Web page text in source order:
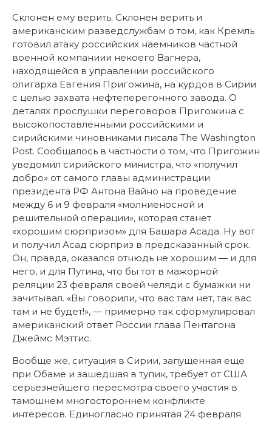
Склонен ему верить. Склонен верить и
американским разведслужбам о том, как Кремль
готовил атаку российских наемников частной
военной компаниии некоего Вагнера,
находящейся в управлении российского
олигарха Евгения Пригожина, на курдов в Сирии
с целью захвата нефтеперегонного завода. О
деталях прослушки переговоров Пригожина с
высокопоставленными российскими и
сирийскими чиновниками писала The Washington
Post. Сообщалось в частности о том, что Пригожин
уведомил сирийского министра, что «получил
добро» от самого главы администрации
президента РФ Антона Вайно на проведение
между 6 и 9 февраля «молниеносной и
решительной операции», которая станет
«хорошим сюрпризом» для Башара Асада. Ну вот
и получил Асад сюрприз в предсказанный срок.
Он, правда, оказался отнюдь не хорошим — и для
него, и для Путина, что бы тот в мажорной
реляции 23 февраля своей челяди с бумажки ни
зачитывал. «Вы говорили, что вас там нет, так вас
там и не будет!», — примерно так сформулировал
американский ответ России глава Пентагона
Джеймс Мэттис.
Вообще же, ситуация в Сирии, запущенная еще
при Обаме и зашедшая в тупик, требует от США
серьезнейшего пересмотра своего участия в
тамошнем многостороннем конфликте
интересов. Единогласно принятая 24 февраля